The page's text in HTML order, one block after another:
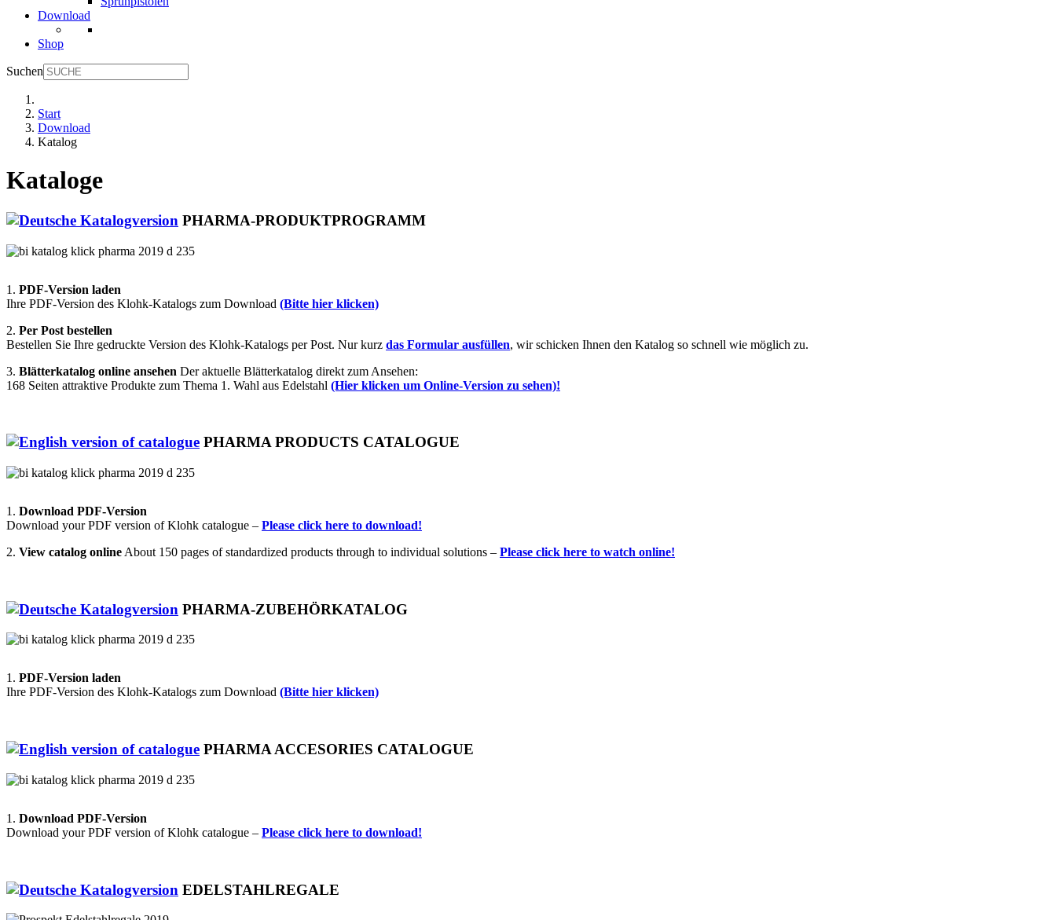
Download
Shop
Suchen
Start
Download
Katalog
Kataloge
PHARMA-PRODUKTPROGRAMM
1. PDF-Version laden
Ihre PDF-Version des Klohk-Katalogs zum Download (Bitte hier klicken)
2. Per Post bestellen
Bestellen Sie Ihre gedruckte Version des Klohk-Katalogs per Post. Nur kurz das Formular ausfüllen, wir schicken Ihnen den Katalog so schnell wie möglich zu.
3. Blätterkatalog online ansehen Der aktuelle Blätterkatalog direkt zum Ansehen:
168 Seiten attraktive Produkte zum Thema 1. Wahl aus Edelstahl (Hier klicken um Online-Version zu sehen)!
PHARMA PRODUCTS CATALOGUE
1. Download PDF-Version
Download your PDF version of Klohk catalogue – Please click here to download!
2. View catalog online About 150 pages of standardized products through to individual solutions – Please click here to watch online!
PHARMA-ZUBEHÖRKATALOG
1. PDF-Version laden
Ihre PDF-Version des Klohk-Katalogs zum Download (Bitte hier klicken)
PHARMA ACCESORIES CATALOGUE
1. Download PDF-Version
Download your PDF version of Klohk catalogue – Please click here to download!
EDELSTAHLREGALE